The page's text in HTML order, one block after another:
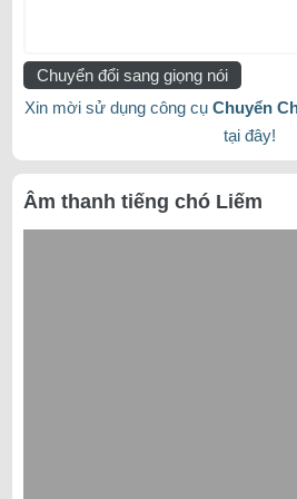
Chuyển đổi sang giọng nói
Xin mời sử dụng công cụ Chuyển
tại đây!
Âm thanh tiếng chó Liếm